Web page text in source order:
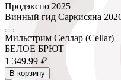
Продэкспо 2025
Винный гид Саркисяна
Мильстрим Селлар (Cellar)
БЕЛОЕ БРЮТ
1 349.99 ₽
В корзину